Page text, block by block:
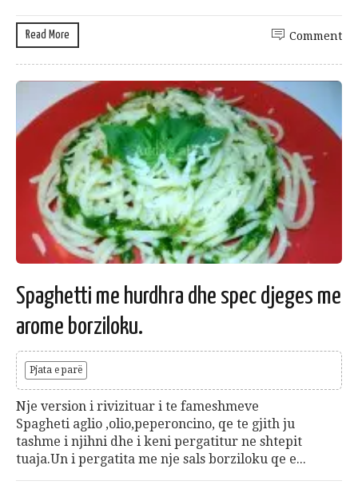
Read More Comment
Spaghetti me hurdhra dhe spec djeges me
arome borziloku.
Pjata e parë
Nje version i rivizituar i te fameshmeve
Spagheti aglio ,olio,peperoncino, qe te gjith ju
tashme i njihni dhe i keni pergatitur ne shtepit
tuaja.Un i pergatita me nje sals borziloku qe e...